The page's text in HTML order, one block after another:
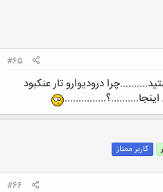
#65
دروديوارو تار عنكبود
کاربر ممتاز
#66